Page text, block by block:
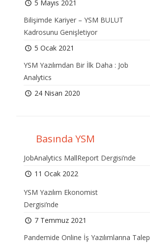
5 Mayıs 2021
Bilişimde Kariyer – YSM BULUT
Kadrosunu Genişletiyor
5 Ocak 2021
YSM Yazılımdan Bir İlk Daha : Job
Analytics
24 Nisan 2020
Basında YSM
JobAnalytics MallReport Dergisi’nde
11 Ocak 2022
YSM Yazılım Ekonomist
Dergisi’nde
7 Temmuz 2021
Pandemide Online İş Yazılımlarına Talep